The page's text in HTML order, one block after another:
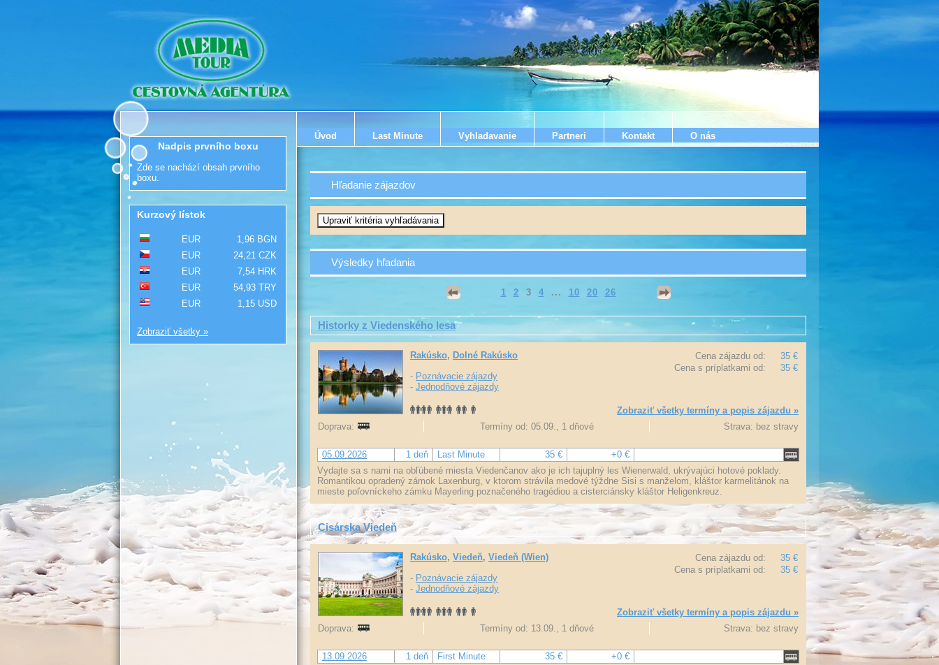
Úvod Last Minute Vyhladavanie Partneri Kontakt O nás
Hľadanie zájazdov
Výsledky hľadania
1 2 3 4 ... 10 20 26
Historky z Viedenského lesa
Cena zájazdu od:
35 €
Cena s príplatkami od:
35 €
Rakúsko, Dolné Rakúsko
- Poznávacie zájazdy
- Jednodňové zájazdy
Zobraziť všetky termíny a popis zájazdu »
Doprava:
Termíny od: 05.09., 1 dňové Strava: bez stravy
05.09.2026 1 deň Last Minute 35 €
+0 €
Vydajte sa s nami na obľúbené miesta Viedenčanov ako je ich tajuplný les Wienerwald, ukrývajúci hotové poklady.
Romantikou opradený zámok Laxenburg, v ktorom strávila medové týždne Sisi s manželom, kláštor karmelitánok na
mieste poľovníckeho zámku Mayerling poznačeného tragédiou a cisterciánsky kláštor Heligenkreuz.
Cisárska Viedeň
Cena zájazdu od:
35 €
Cena s príplatkami od:
35 €
Rakúsko, Viedeň, Viedeň (Wien)
- Poznávacie zájazdy
- Jednodňové zájazdy
Zobraziť všetky termíny a popis zájazdu »
Doprava:
Termíny od: 13.09., 1 dňové Strava: bez stravy
13.09.2026 1 deň First Minute 35 €
+0 €
Nadpis prvního boxu
Zde se nachází obsah prvního
boxu.
Kurzový lístok
EUR
1,96 BGN
EUR
24,21 CZK
EUR
7,54 HRK
EUR
54,93 TRY
EUR
1,15 USD
Zobraziť všetky »